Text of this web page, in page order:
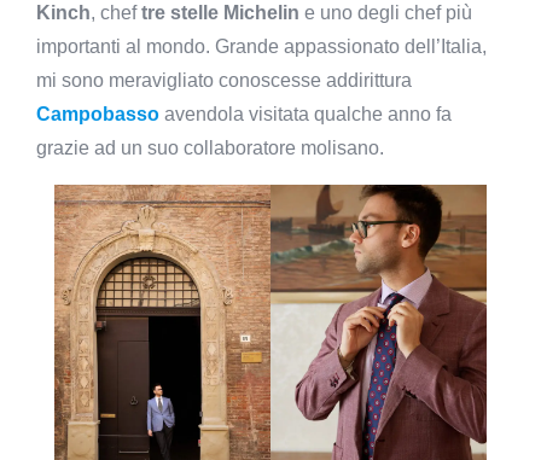
Kinch, cheftre stelle Michelin e uno degli chef più
importanti al mondo. Grande appassionato dell’Italia,
mi sono meravigliato conoscesse addirittura
Campobasso avendola visitata qualche anno fa
grazie ad un suo collaboratore molisano.